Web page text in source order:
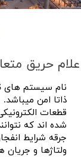
ذاتا امن میباشد.
قطعات
شده اند که
جرقه شرایط
ولتاژها و